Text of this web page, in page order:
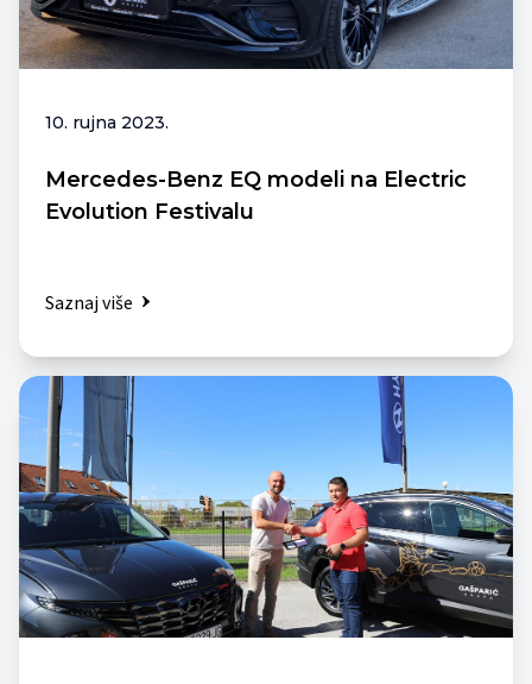
10. rujna 2023.
Mercedes-Benz EQ modeli na Electric
Evolution Festivalu
Saznaj više